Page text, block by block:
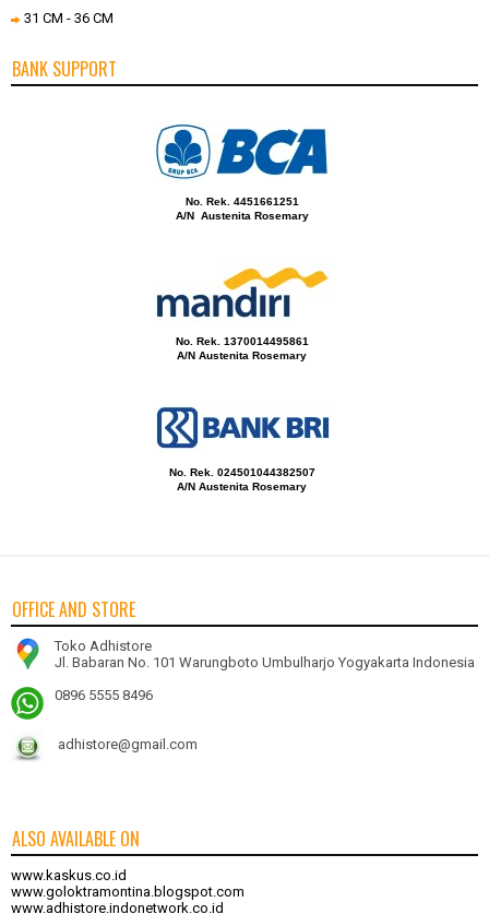
31 CM - 36 CM
BANK SUPPORT
No. Rek. 4451661251
A/N Austenita Rosemary
No. Rek. 1370014495861
A/N Austenita Rosemary
No. Rek. 024501044382507
A/N Austenita Rosemary
OFFICE AND STORE
Toko Adhistore
Jl. Babaran No. 101 Warungboto Umbulharjo Yogyakarta Indonesia
0896 5555 8496
adhistore@gmail.com
ALSO AVAILABLE ON
www.kaskus.co.id
www.goloktramontina.blogspot.com
www.adhistore.indonetwork.co.id